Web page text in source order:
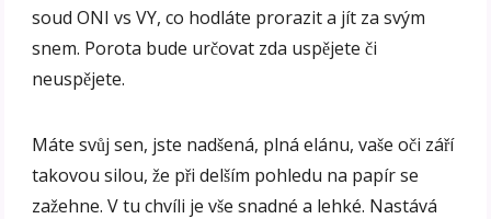
soud ONI vs VY, co hodláte prorazit a jít za svým
snem. Porota bude určovat zda uspějete či
neuspějete.
Máte svůj sen, jste nadšená, plná elánu, vaše oči září
takovou silou, že při delším pohledu na papír se
zažehne. V tu chvíli je vše snadné a lehké. Nastává